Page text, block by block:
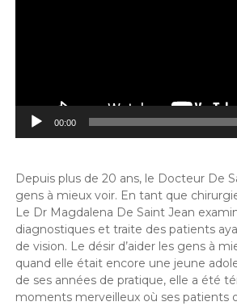
00:00
Depuis plus de 20 ans, le Docteur De
gens à mieux voir. En tant que
Le Dr Magdalena De Saint Jean
diagnostiques et traite des patients
de vision. Le désir d’aider les gens à
quand elle était encore une jeune
de ses années de pratique, elle a été
moments merveilleux où ses patients